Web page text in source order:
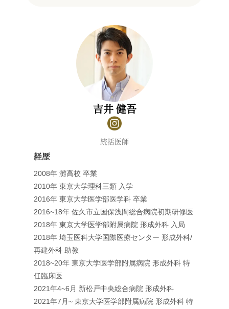
吉井 健吾
統括医師
経歴
2008年 灘高校 卒業
2010年 東京大学理科三類 入学
2016年 東京大学医学部医学科 卒業
2016~18年 佐久市立国保浅間総合病院初期研修医
2018年 東京大学医学部附属病院 形成外科 入局
2018年 埼玉医科大学国際医療センター 形成外科/
再建外科 助教
2018~20年 東京大学医学部附属病院 形成外科 特
任臨床医
2021年4~6月 新松戸中央総合病院 形成外科
2021年7月~ 東京大学医学部附属病院 形成外科 特